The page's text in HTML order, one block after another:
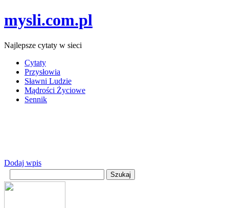
mysli.com.pl
Najlepsze cytaty w sieci
Cytaty
Przysłowia
Sławni Ludzie
Mądrości Życiowe
Sennik
Dodaj wpis